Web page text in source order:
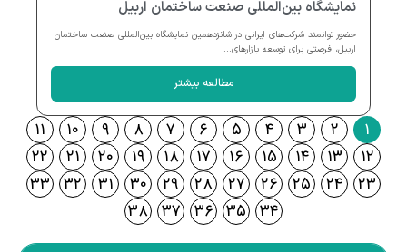
نمایشگاه بین‌المللی صنعت ساختمان اربیل
حضور توانمند شرکت‌های ایرانی در شانزدهمین نمایشگاه بین‌المللی صنعت ساختمان
اربیل، فرصتی برای توسعه بازارهای...
مطالعه بیشتر
۱ ۲ ۳ ۴ ۵ ۶ ۷ ۸ ۹ ۱۰
۱۱
۱۲
۱۳ ۱۴ ۱۵ ۱۶ ۱۷ ۱۸ ۱۹ ۲۰ ۲۱
۲۲
۲۳
۲۴ ۲۵ ۲۶ ۲۷ ۲۸ ۲۹ ۳۰ ۳۱ ۳۲ ۳۳
۳۴ ۳۵ ۳۶ ۳۷ ۳۸